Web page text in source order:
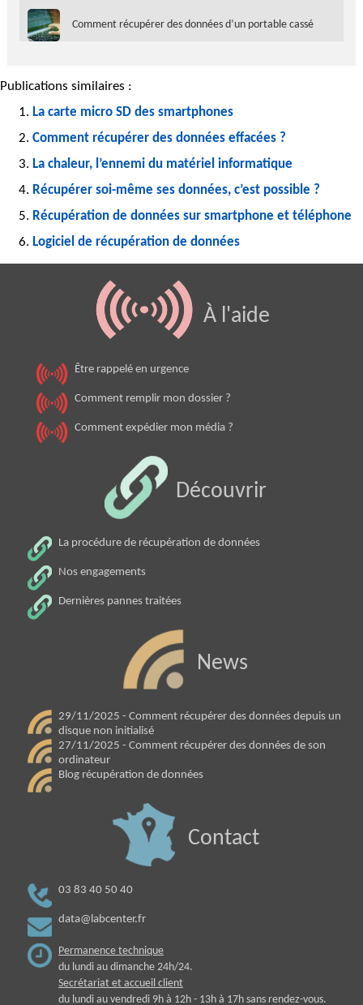
Comment récupérer des données d’un portable cassé
Publications similaires :
La carte micro SD des smartphones
Comment récupérer des données effacées ?
La chaleur, l’ennemi du matériel informatique
Récupérer soi-même ses données, c’est possible ?
Récupération de données sur smartphone et téléphone
Logiciel de récupération de données
À l'aide
Être rappelé en urgence
Comment remplir mon dossier ?
Comment expédier mon média ?
Découvrir
La procédure de récupération de données
Nos engagements
Dernières pannes traitées
News
29/11/2025 - Comment récupérer des données depuis un
disque non initialisé
27/11/2025 - Comment récupérer des données de son
ordinateur
Blog récupération de données
Contact
03 83 40 50 40
data@labcenter.fr
Permanence technique
du lundi au dimanche 24h/24.
Secrétariat et accueil client
du lundi au vendredi 9h à 12h - 13h à 17h sans rendez-vous.